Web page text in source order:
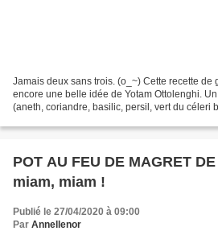
Jamais deux sans trois. (o_~) Cette recette de
encore une belle idée de Yotam Ottolenghi.
(aneth, coriandre, basilic, persil, vert du céleri
POT AU FEU DE MAGRET
miam, miam !
Publié le 27/04/2020 à 09:00
Par Annellenor